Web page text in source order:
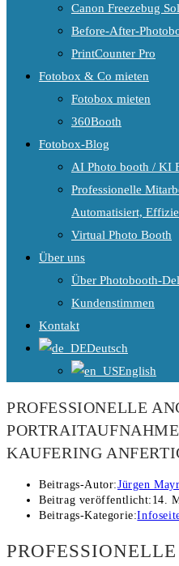
Canon Freezebug
Before-After-
PrintCounter Pro
Fotobox & Co mieten
Fotobox mieten
360Booth
Fotobox-Blog
AI Photo booth / KI
Professionelle
Automatisiert,
Virtual Photo Booth
Über uns
Über Photobooth-
Kundenstimmen
Kontakt
Deutsch
English
PROFESSIONELLE
KAUFERING
Beitrags-Autor:Jürgen Mayr
Beitrag veröffentlicht: 14.
Beitrags-Kategorie: